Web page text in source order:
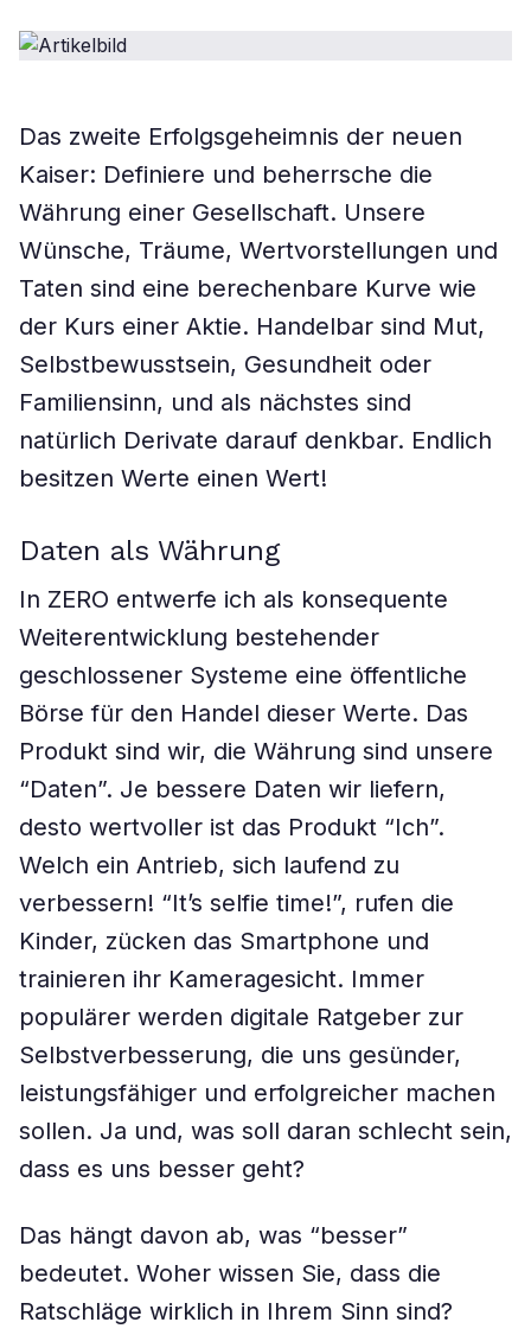
Das zweite Erfolgsgeheimnis der neuen
Kaiser: Definiere und beherrsche die
Währung einer Gesellschaft. Unsere
Wünsche, Träume, Wertvorstellungen und
Taten sind eine berechenbare Kurve wie
der Kurs einer Aktie. Handelbar sind Mut,
Selbstbewusstsein, Gesundheit oder
Familiensinn, und als nächstes sind
natürlich Derivate darauf denkbar. Endlich
besitzen Werte einen Wert!
Daten als Währung
In ZERO entwerfe ich als konsequente
Weiterentwicklung bestehender
geschlossener Systeme eine öffentliche
Börse für den Handel dieser Werte. Das
Produkt sind wir, die Währung sind unsere
“Daten”. Je bessere Daten wir liefern,
desto wertvoller ist das Produkt “Ich”.
Welch ein Antrieb, sich laufend zu
verbessern! “It’s selfie time!”, rufen die
Kinder, zücken das Smart­phone und
trainieren ihr Kameragesicht. Immer
populärer werden digitale Ratgeber zur
Selbstverbesserung, die uns gesünder,
leistungsfähiger und erfolgreicher machen
sollen. Ja und, was soll daran schlecht sein,
dass es uns besser geht?
Das hängt davon ab, was “besser”
bedeutet. Woher wissen Sie, dass die
Ratschläge wirklich in Ihrem Sinn sind?